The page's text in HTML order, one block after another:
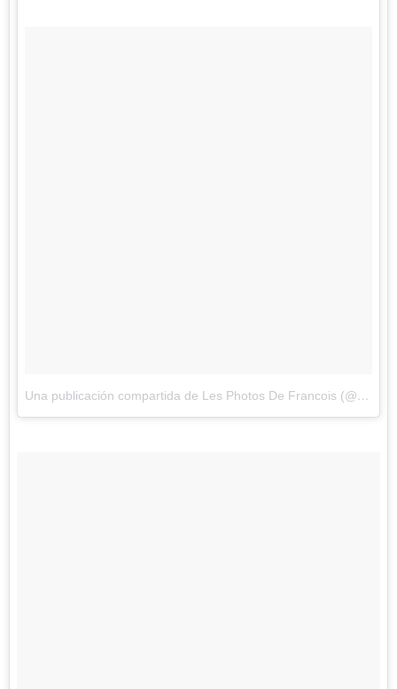
Una publicación compartida de Les Photos De Francois (@francoisdourlen)